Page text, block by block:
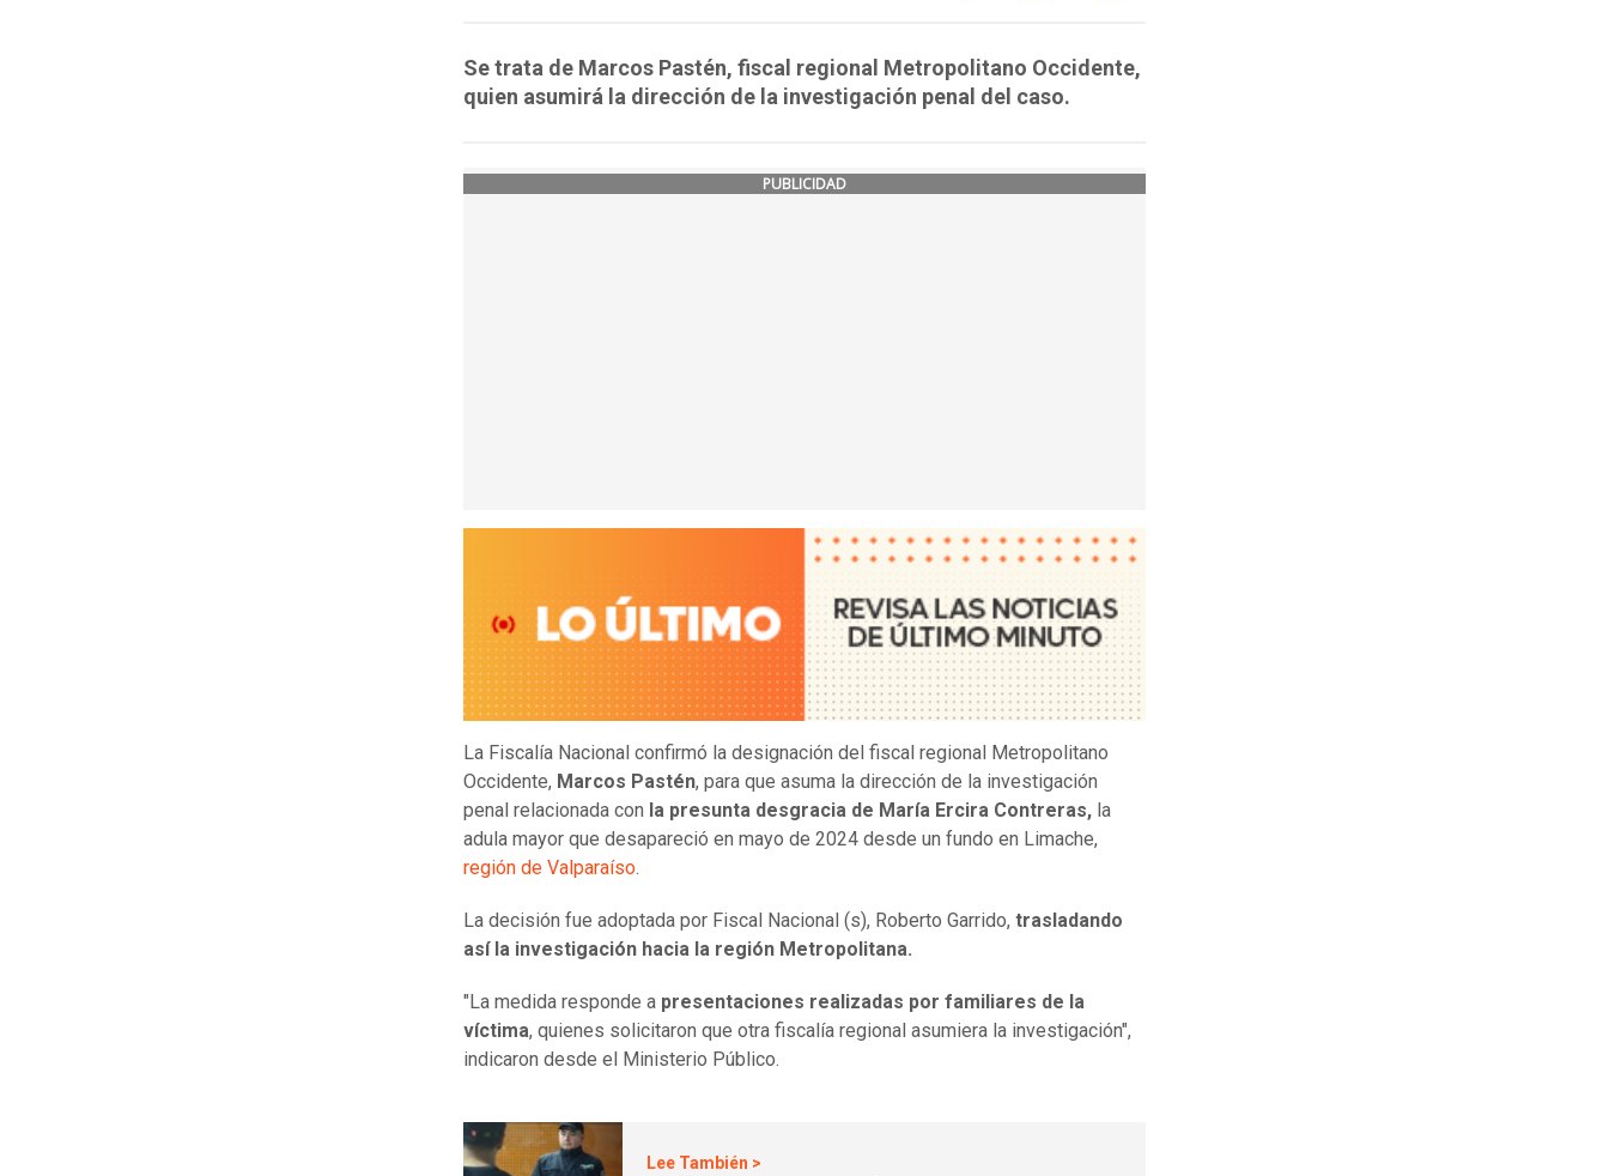
Se trata de Marcos Pastén, fiscal regional Metropolitano Occidente,
quien asumirá la dirección de la investigación penal del caso.
PUBLICIDAD
La Fiscalía Nacional confirmó la designación del fiscal regional Metropolitano
Occidente, Marcos Pastén, para que asuma la dirección de la investigación
penal relacionada con la presunta desgracia de María Ercira Contreras, la
adula mayor que desapareció en mayo de 2024 desde un fundo en Limache,
región de Valparaíso.
La decisión fue adoptada por Fiscal Nacional (s), Roberto Garrido, trasladando
así la investigación hacia la región Metropolitana.
"La medida responde a presentaciones realizadas por familiares de la
víctima, quienes solicitaron que otra fiscalía regional asumiera la investigación",
indicaron desde el Ministerio Público.
Lee También >